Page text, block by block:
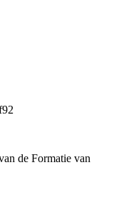
de Formatie van